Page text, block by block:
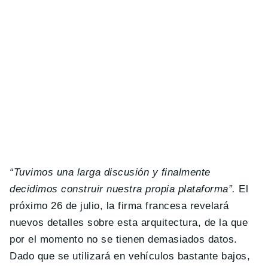
“Tuvimos una larga discusión y finalmente
decidimos construir nuestra propia plataforma”. El
próximo 26 de julio, la firma francesa revelará
nuevos detalles sobre esta arquitectura, de la que
por el momento no se tienen demasiados datos.
Dado que se utilizará en vehículos bastante bajos,